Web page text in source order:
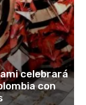
celebrará
con